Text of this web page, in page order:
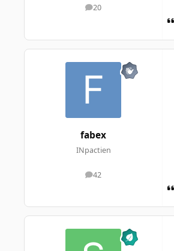
20
messages
fabex
INpactien
42
messages